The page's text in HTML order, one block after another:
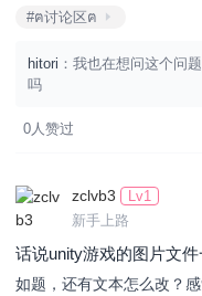
#ฅ讨论区ฅ
hitori ：我也在想问这个问
吗
0人赞过
zclvb3
Lv1
新手上路
话说unity游戏的图片文件
如题，还有文本怎么改？